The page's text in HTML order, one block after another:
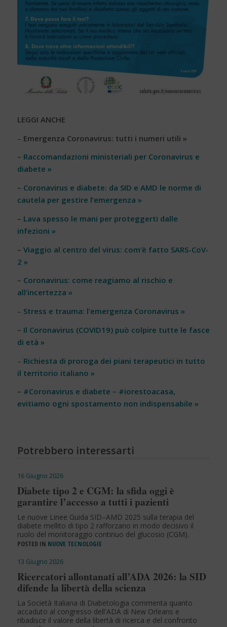
LEGGI ANCHE
– Emergenza Coronavirus: tutti i numeri utili »
– Raccomandazioni ministeriali per Coronavirus e
diabete »
– Coronavirus e diabete: da SID e AMD le norme di
cautela per gestire l’emergenza »
– Lava spesso le mani per proteggerti dalle
infezioni »
– Viaggio al centro del virus: com’è fatto SARS-CoV-
2 »
– Coronavirus: come reagiamo al rischio e
all’incertezza »
– Stress e trauma: l’emergenza Coronavirus »
– Il Coronavirus (COVID19) può colpire tutte le fasce
di età »
– Richiesta di proroga dei piani terapeutici in tutto
il territorio italiano »
– #Coronavirus e diabete – #iorestoacasa,
evitiamo ogni spostamento non indispensabile »
Potrebbero interessarti
16 Giugno 2026
Diabete tipo 2 e CGM: la sfida oggi è
garantire l’accesso a tutti i pazienti
Le nuove Linee Guida SID–AMD 2025 sulla terapia del
diabete mellito di tipo 2 rafforzano in modo decisivo il
ruolo del monitoraggio continuo del glucosio (CGM).
POSTED IN NUOVE TECNOLOGIE
13 Giugno 2026
Ricercatori allontanati all’ADA 2026: la SID
difende la libertà della scienza
La Società Italiana di Diabetologia commenta quanto
accaduto al congresso dell'ADA di New Orleans e
ribadisce il valore della libertà di ricerca e del confronto